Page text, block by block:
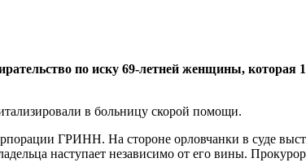
по иску 69-летней женщины, которая
в больницу скорой помощи.
ГРИНН. На стороне орловчанки в суде
наступает независимо от его вины.